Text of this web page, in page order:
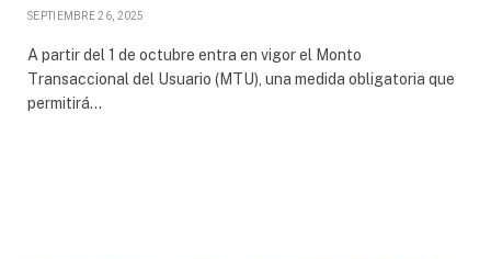
SEPTIEMBRE 26, 2025
A partir del 1 de octubre entra en vigor el Monto
Transaccional del Usuario (MTU), una medida obligatoria que
permitirá…